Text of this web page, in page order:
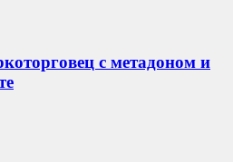
с метадоном и